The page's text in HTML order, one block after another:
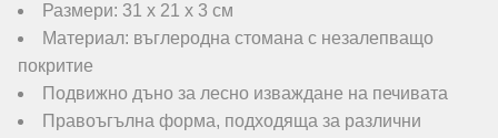
Размери: 31 х 21 х 3 см
Материал: въглеродна стомана с незалепващо
покритие
Подвижно дъно за лесно изваждане на печивата
Правоъгълна форма, подходяща за различни